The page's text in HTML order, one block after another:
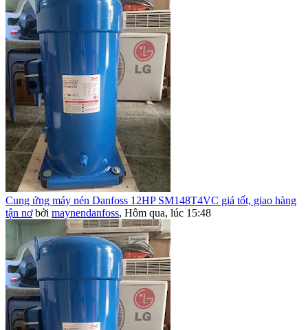
Cung ứng máy nén Danfoss 12HP SM148T4VC giá tốt, giao hàng
tận nơ bởi maynendanfoss, Hôm qua, lúc 15:48